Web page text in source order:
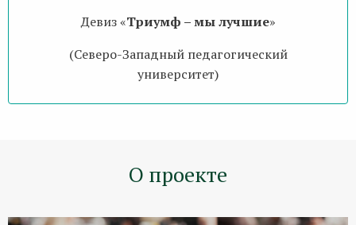
Девиз «Триумф – мы лучшие»
(Северо-Западный педагогический
университет)
О проекте